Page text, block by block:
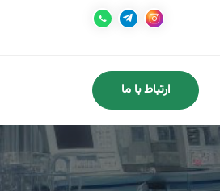
ارتباط با ما